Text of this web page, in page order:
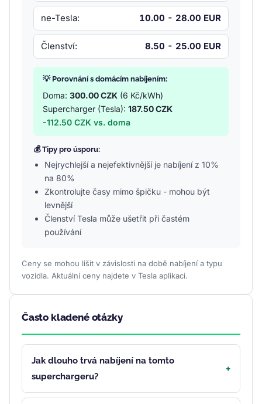
ne-Tesla: 10.00 - 28.00 EUR
Členství: 8.50 - 25.00 EUR
💡 Porovnání s domácím nabíjením:
Doma: 300.00 CZK (6 Kč/kWh)
Supercharger (Tesla): 187.50 CZK
-112.50 CZK vs. doma
💰 Tipy pro úsporu:
Nejrychlejší a nejefektivnější je nabíjení z 10%
na 80%
Zkontrolujte časy mimo špičku - mohou být
levnější
Členství Tesla může ušetřit při častém
používání
Ceny se mohou lišit v závislosti na době nabíjení a typu
vozidla. Aktuální ceny najdete v Tesla aplikaci.
Často kladené otázky
Jak dlouho trvá nabíjení na tomto
superchargeru?